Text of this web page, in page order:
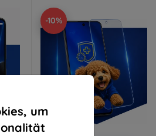
um
-10%